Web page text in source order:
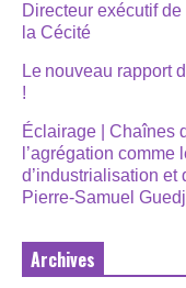
Directeur exécutif
la Cécité
Le nouveau rapport
!
Éclairage | Chaînes
l’agrégation
d’industrialisation et
Pierre-Samuel
Archives